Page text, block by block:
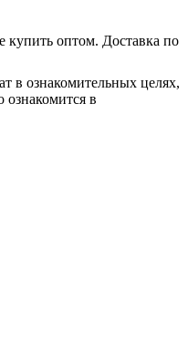
оптом. Доставка по
в ознакомительных целях,
ознакомится в